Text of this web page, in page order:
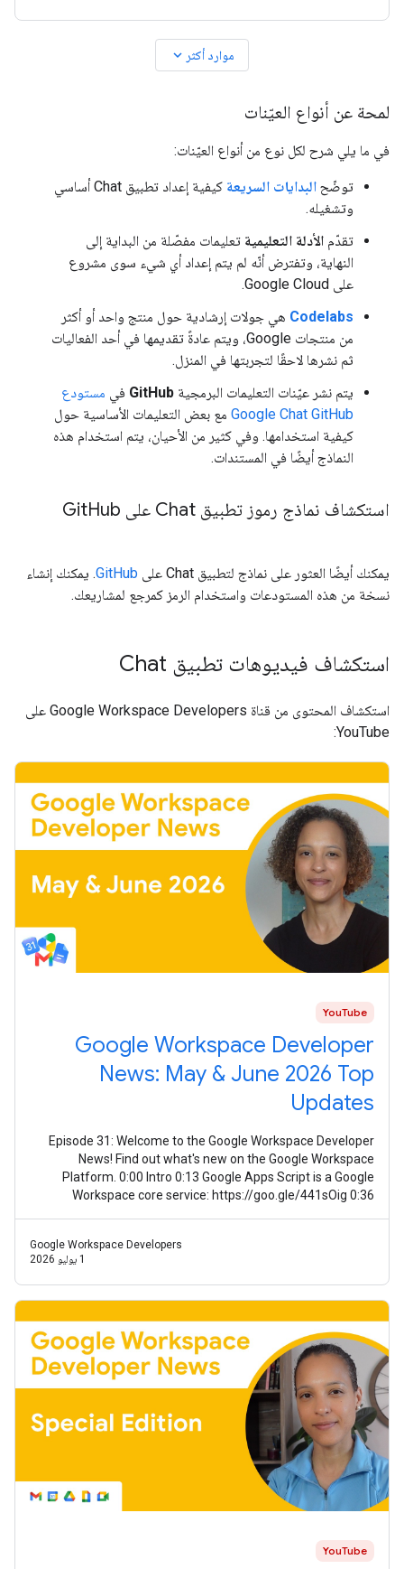
موارد أكثر expand_more
لمحة عن أنواع العيّنات
في ما يلي شرح لكل نوع من أنواع العيّنات:
توضّح البدايات السريعة
كيفية إعداد تطبيق Chat أساسي
وتشغيله.
تقدّم الأدلة التعليمية تعليمات مفصّلة من البداية إلى
النهاية، وتفترض أنّه لم يتم إعداد أي شيء سوى مشروع
على Google Cloud.
Codelabs هي جولات إرشادية حول منتج واحد أو أكثر
من منتجات Google، ويتم عادةً تقديمها في أحد الفعاليات
ثم نشرها لاحقًا لتجربتها في المنزل.
يتم نشر عيّنات التعليمات البرمجية GitHub في مستودع
Google Chat GitHub مع بعض التعليمات الأساسية حول
كيفية استخدامها. وفي كثير من الأحيان، يتم استخدام هذه
النماذج أيضًا في المستندات.
استكشاف نماذج رموز تطبيق Chat على Git Hub
يمكنك أيضًا العثور على نماذج لتطبيق Chat على GitHub. يمكنك إنشاء
نسخة من هذه المستودعات واستخدام الرمز كمرجع لمشاريعك.
استكشاف فيديوهات تطبيق Chat
استكشاف المحتوى من قناة Google Workspace Developers على
YouTube:
YouTube
Google Workspace Developer
News: May & June 2026 Top
Updates
Episode 31: Welcome to the Google Workspace Developer
News! Find out what's new on the Google Workspace
Platform. 0:00 Intro 0:13 Google Apps Script is a Google
Workspace core service: https://goo.gle/441sOig 0:36
Google Workspace Developers
1 يوليو 2026
YouTube